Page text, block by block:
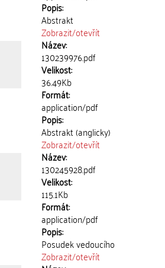
Popis:
Abstrakt
Zobrazit/otevřít
Název:
130239976.pdf
Velikost:
36.49Kb
Formát:
application/pdf
Popis:
Abstrakt (anglicky)
Zobrazit/otevřít
Název:
130245928.pdf
Velikost:
115.1Kb
Formát:
application/pdf
Popis:
Posudek vedoucího
Zobrazit/otevřít